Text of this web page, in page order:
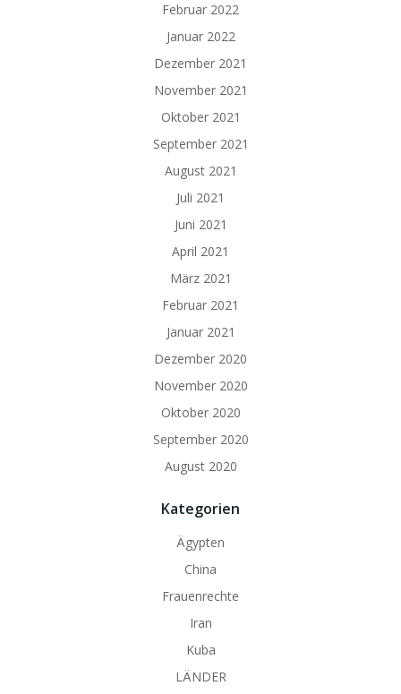
Februar 2022
Januar 2022
Dezember 2021
November 2021
Oktober 2021
September 2021
August 2021
Juli 2021
Juni 2021
April 2021
März 2021
Februar 2021
Januar 2021
Dezember 2020
November 2020
Oktober 2020
September 2020
August 2020
Kategorien
Ägypten
China
Frauenrechte
Iran
Kuba
LÄNDER